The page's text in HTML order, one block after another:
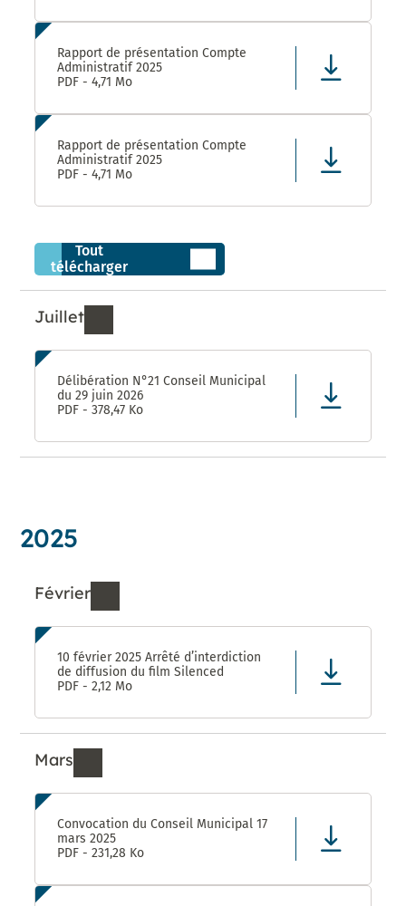
Rapport de présentation Compte
Administratif 2025
PDF - 4,71 Mo
Rapport de présentation Compte
Administratif 2025
PDF - 4,71 Mo
Tout
télécharger
Juillet
Ressources de Juillet 2026
Délibération N°21 Conseil Municipal
du 29 juin 2026
PDF - 378,47 Ko
2025
Février
Ressources de Février 2025
10 février 2025 Arrêté d’interdiction
de diffusion du film Silenced
PDF - 2,12 Mo
Mars
Ressources de Mars 2025
Convocation du Conseil Municipal 17
mars 2025
PDF - 231,28 Ko